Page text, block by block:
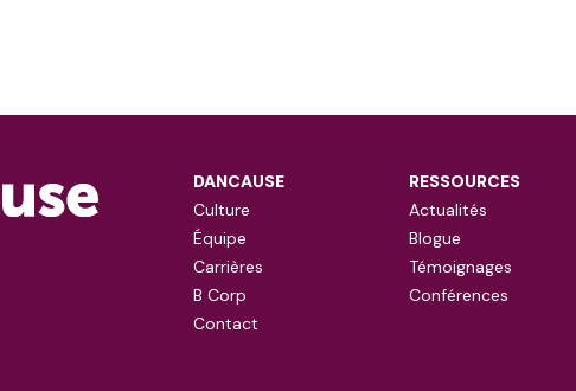
DANCAUSE
Culture
Équipe
Carrières
B Corp
Contact
RESSOURCES
Actualités
Blogue
Témoignages
Conférences